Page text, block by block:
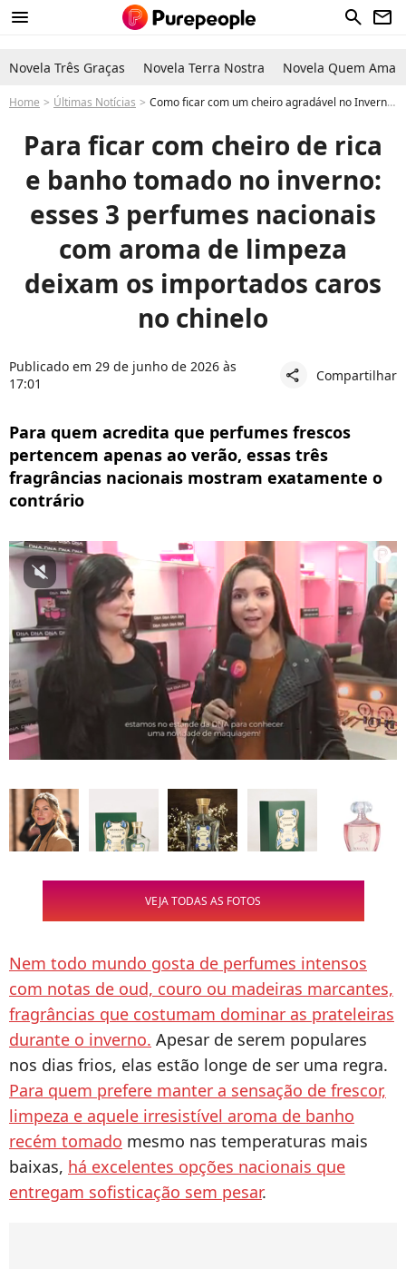
menu search newsletter
Novela Três Graças Novela Terra Nostra Novela Quem Ama
Home Últimas Notícias Como ficar com um cheiro agradável no Inverno: 3 perfumes nacionais com aroma de limpeza
Para ficar com cheiro de rica
e banho tomado no inverno:
esses 3 perfumes nacionais
com aroma de limpeza
deixam os importados caros
no chinelo
Publicado em 29 de junho de 2026 às
17:01
share Compartilhar
Para quem acredita que perfumes frescos
pertencem apenas ao verão, essas três
fragrâncias nacionais mostram exatamente o
contrário
VEJA TODAS AS FOTOS
Nem todo mundo gosta de perfumes intensos
com notas de oud, couro ou madeiras marcantes,
fragrâncias que costumam dominar as prateleiras
durante o inverno. Apesar de serem populares
nos dias frios, elas estão longe de ser uma regra.
Para quem prefere manter a sensação de frescor,
limpeza e aquele irresistível aroma de banho
recém tomado mesmo nas temperaturas mais
baixas, há excelentes opções nacionais que
entregam sofisticação sem pesar.